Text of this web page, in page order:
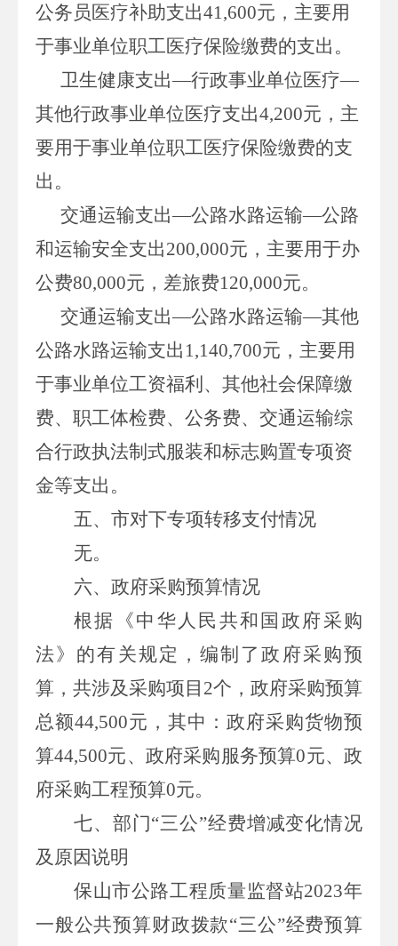
公务员医疗补助支出41,600元，主要用
于事业单位职工医疗保险缴费的支出。
卫生健康支出—行政事业单位医疗—
其他行政事业单位医疗支出4,200元，主
要用于事业单位职工医疗保险缴费的支
出。
交通运输支出—公路水路运输—公路
和运输安全支出200,000元，主要用于办
公费80,000元，差旅费120,000元。
交通运输支出—公路水路运输—其他
公路水路运输支出 1,140,700元，主要用
于事业单位工资福利、其他社会保障缴
费、职工体检费、公务费、交通运输综
合行政执法制式服装和标志购置专项资
金等支出。
五、市对下专项转移支付情况
无。
六、政府采购预算情况
根据《中华人民共和国政府采购
法》的有关规定，编制了政府采购预
算，共涉及采购项目 2个，政府采购预算
总额44,500元，其中：政府采购货物预
算44,500元、政府采购服务预算0元、政
府采购工程预算0元。
七、部门“三公”经费增减变化情况
及原因说明
保山市公路工程质量监督站2023年
一般公共预算财政拨款“三公”经费预算